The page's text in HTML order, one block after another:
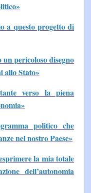
a questo progetto di
pericoloso disegno
allo Stato»
verso la piena
politico che
nel nostro Paese»
la mia totale
dell’autonomia